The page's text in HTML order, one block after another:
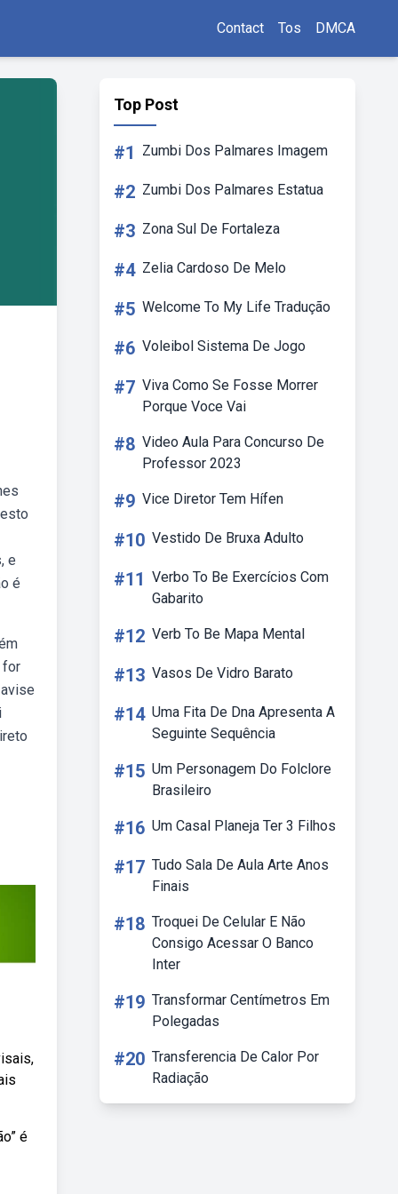
Contact Tos DMCA
e
é
for
é
Top Post
#1 Zumbi Dos Palmares Imagem
#2 Zumbi Dos Palmares Estatua
#3 Zona Sul De Fortaleza
#4 Zelia Cardoso De Melo
#5 Welcome To My Life Tradução
#6 Voleibol Sistema De Jogo
#7 Viva Como Se Fosse Morrer
Porque Voce Vai
#8 Video Aula Para Concurso De
Professor 2023
#9 Vice Diretor Tem Hífen
#10 Vestido De Bruxa Adulto
#11 Verbo To Be Exercícios Com
Gabarito
#12 Verb To Be Mapa Mental
#13 Vasos De Vidro Barato
#14 Uma Fita De Dna Apresenta A
Seguinte Sequência
#15 Um Personagem Do Folclore
Brasileiro
#16 Um Casal Planeja Ter 3 Filhos
#17 Tudo Sala De Aula Arte Anos
Finais
#18 Troquei De Celular E Não
Consigo Acessar O Banco
Inter
#19 Transformar Centímetros Em
Polegadas
#20 Transferencia De Calor Por
Radiação